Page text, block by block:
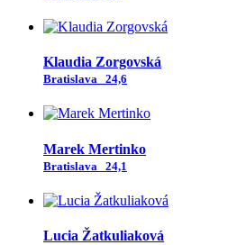
Klaudia Zorgovská
Bratislava 24,6
Marek Mertinko
Bratislava 24,1
Lucia Žatkuliaková